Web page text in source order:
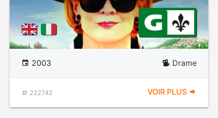
2003 Drame
222742 VOIR PLUS